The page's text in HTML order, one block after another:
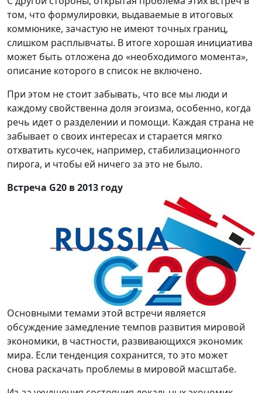
том, что формулировки, выдаваемые в итоговых
коммюнике, зачастую не имеют точных границ,
слишком расплывчаты. В итоге хорошая инициатива
может быть отложена до «необходимого момента»,
описание которого в список не включено.
При этом не стоит забывать, что все мы люди и
каждому свойственна доля эгоизма, особенно, когда
речь идет о разделении и помощи. Каждая страна не
забывает о своих интересах и старается мягко
отхватить кусочек, например, стабилизационного
пирога, и чтобы ей ничего за это не было.
Встреча G20 в 2013 году
Основными темами этой встречи является
обсуждение замедление темпов развития мировой
экономики, в частности, развивающихся экономик
мира. Если тенденция сохранится, то это может
снова раскачать проблемы в мировой масштабе.